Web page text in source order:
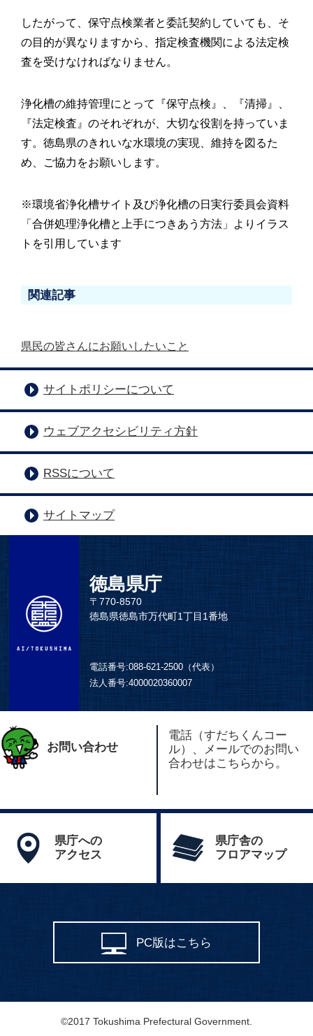
したがって、保守点検業者と委託契約していても、そ
の目的が異なりますから、指定検査機関による法定検
査を受けなければなりません。
浄化槽の維持管理にとって『保守点検』、『清掃』、
『法定検査』のそれぞれが、大切な役割を持っていま
す。徳島県のきれいな水環境の実現、維持を図るた
め、ご協力をお願いします。
※環境省浄化槽サイト及び浄化槽の日実行委員会資料
「合併処理浄化槽と上手につきあう方法」よりイラス
トを引用しています
関連記事
県民の皆さんにお願いしたいこと
サイトポリシーについて
ウェブアクセシビリティ方針
RSSについて
サイトマップ
徳島県庁
〒770-8570
徳島県徳島市万代町1丁目1番地
電話番号:088-621-2500（代表）
法人番号:4000020360007
お問い合わせ
電話（すだちくんコー
ル）、メールでのお問い
合わせはこちらから。
県庁への
アクセス
県庁舎の
フロアマップ
PC版はこちら
©2017 Tokushima Prefectural Government.